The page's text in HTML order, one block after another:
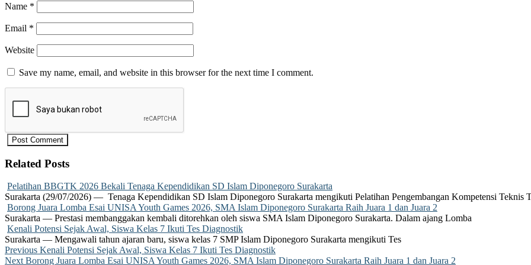
Name *
Email *
Website
Save my name, email, and website in this browser for the next time I comment.
Related Posts
Pelatihan BBGTK 2026 Bekali Tenaga Kependidikan SD Islam Diponegoro Surakarta
Surakarta (29/07/2026) — Tenaga Kependidikan SD Islam Diponegoro Surakarta mengikuti Pelatihan Pengembangan Kompetensi Teknis
Borong Juara Lomba Esai UNISA Youth Games 2026, SMA Islam Diponegoro Surakarta Raih Juara 1 dan Juara 2
Surakarta — Prestasi membanggakan kembali ditorehkan oleh siswa SMA Islam Diponegoro Surakarta. Dalam ajang Lomba
Kenali Potensi Sejak Awal, Siswa Kelas 7 Ikuti Tes Diagnostik
Surakarta — Mengawali tahun ajaran baru, siswa kelas 7 SMP Islam Diponegoro Surakarta mengikuti Tes
Post
Previous Previous
post:
Kenali Potensi Sejak Awal, Siswa Kelas 7 Ikuti Tes Diagnostik
Next Next
Borong Juara Lomba Esai UNISA Youth Games 2026, SMA Islam Diponegoro Surakarta Raih Juara 1 dan Juara 2